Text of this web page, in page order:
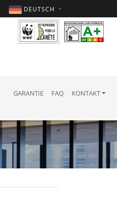
DEUTSCH
GARANTIE FAQ KONTAKT